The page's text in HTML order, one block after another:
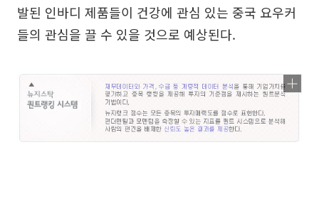
발된 인바디 제품들이 건강에 관심 있는 중국 요우커
들의 관심을 끌 수 있을 것으로 예상된다.